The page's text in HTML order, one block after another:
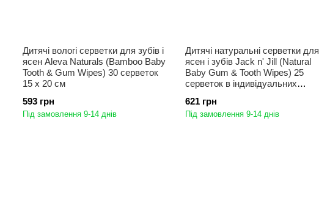
Дитячі вологі серветки для зубів і
ясен Aleva Naturals (Bamboo Baby
Tooth & Gum Wipes) 30 серветок
15 x 20 см
593 грн
Під замовлення 9-14 днів
Дитячі натуральні серветки для
ясен і зубів Jack n' Jill (Natural
Baby Gum & Tooth Wipes) 25
серветок в індивідуальних
621 грн
Під замовлення 9-14 днів